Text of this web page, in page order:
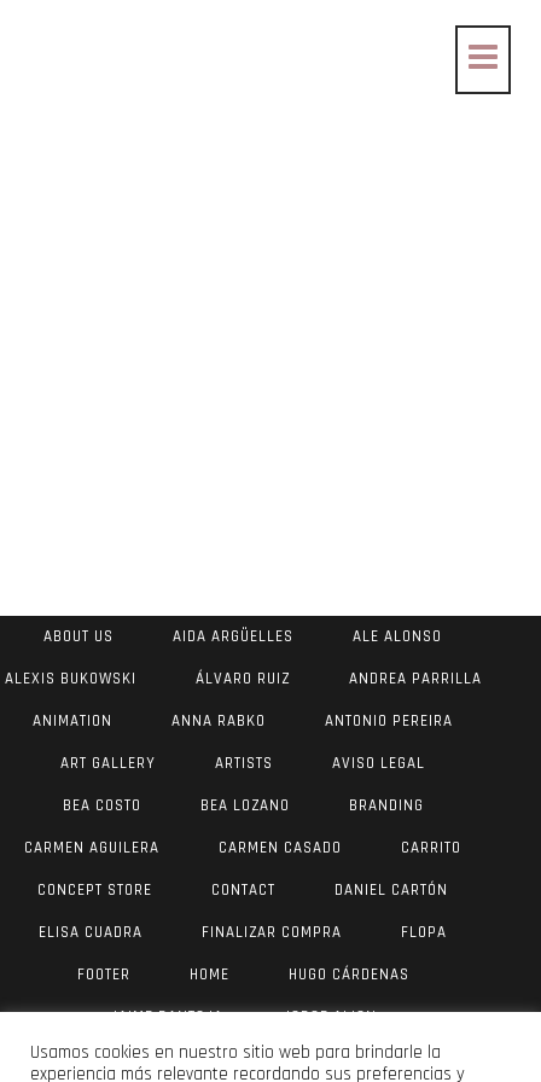
ABOUT US AIDA ARGÜELLES ALE ALONSO
ALEXIS BUKOWSKI ÁLVARO RUIZ ANDREA PARRILLA
ANIMATION ANNA RABKO ANTONIO PEREIRA
ART GALLERY ARTISTS AVISO LEGAL
BEA COSTO BEA LOZANO BRANDING
CARMEN AGUILERA CARMEN CASADO CARRITO
CONCEPT STORE CONTACT DANIEL CARTÓN
ELISA CUADRA FINALIZAR COMPRA FLOPA
FOOTER HOME HUGO CÁRDENAS
JAIME PANTOJA JORGE AIJON
JUAN ANTONIO VALVERDE JULIA YUS LAU DÍAZ
Usamos cookies en nuestro sitio web para brindarle la
experiencia más relevante recordando sus preferencias y